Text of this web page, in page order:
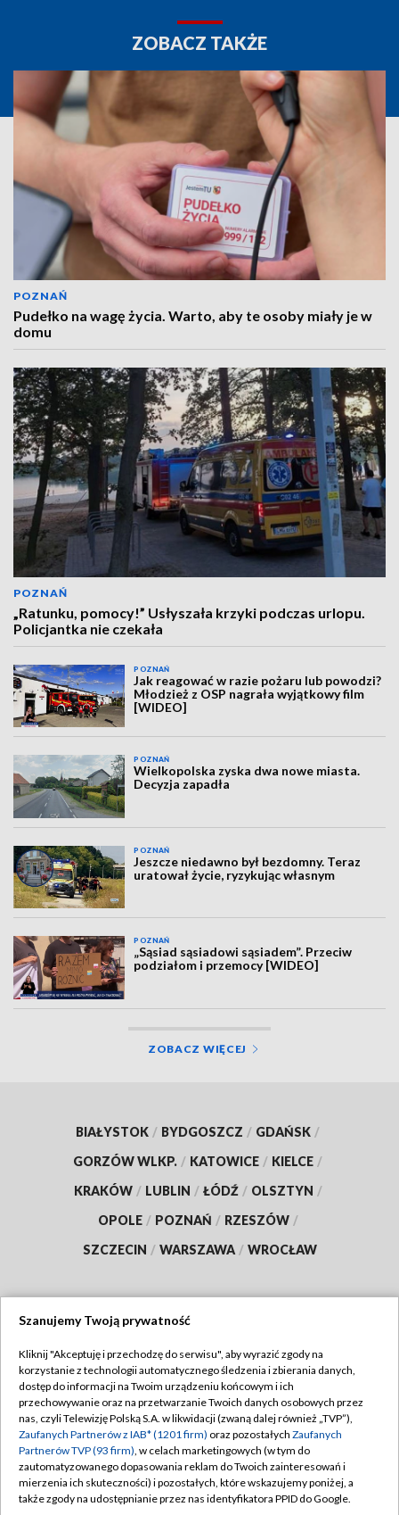
ZOBACZ TAKŻE
POZNAŃ
Pudełko na wagę życia. Warto, aby te osoby miały je w
domu
POZNAŃ
„Ratunku, pomocy!” Usłyszała krzyki podczas urlopu.
Policjantka nie czekała
POZNAŃ
Jak reagować w razie pożaru lub powodzi?
Młodzież z OSP nagrała wyjątkowy film
[WIDEO]
POZNAŃ
Wielkopolska zyska dwa nowe miasta.
Decyzja zapadła
POZNAŃ
Jeszcze niedawno był bezdomny. Teraz
uratował życie, ryzykując własnym
POZNAŃ
„Sąsiad sąsiadowi sąsiadem”. Przeciw
podziałom i przemocy [WIDEO]
ZOBACZ WIĘCEJ
BIAŁYSTOK / BYDGOSZCZ / GDAŃSK /
GORZÓW WLKP. / KATOWICE / KIELCE /
KRAKÓW / LUBLIN / ŁÓDŹ / OLSZTYN /
OPOLE / POZNAŃ / RZESZÓW /
SZCZECIN / WARSZAWA / WROCŁAW
TVP
Abonament TVP
Emisja w TVP
Centrum informacji TVP
Naziemna Telewizja Cyfrowa
Regulamin TVP
Polityka prywatności
Moje zgody
Pomoc
Szanujemy Twoją prywatność
Kliknij "Akceptuję i przechodzę do serwisu", aby wyrazić zgody na
korzystanie z technologii automatycznego śledzenia i zbierania danych,
dostęp do informacji na Twoim urządzeniu końcowym i ich
przechowywanie oraz na przetwarzanie Twoich danych osobowych przez
nas, czyli Telewizję Polską S.A. w likwidacji (zwaną dalej również „TVP”),
Zaufanych Partnerów z IAB* (1201 firm) oraz pozostałych Zaufanych
Partnerów TVP (93 firm), w celach marketingowych (w tym do
zautomatyzowanego dopasowania reklam do Twoich zainteresowań i
mierzenia ich skuteczności) i pozostałych, które wskazujemy poniżej, a
także zgody na udostępnianie przez nas identyfikatora PPID do Google.